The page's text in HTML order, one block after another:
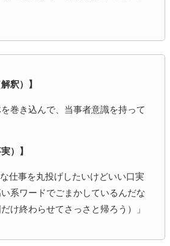
釈）】
を巻き込んで、当事者意識を持って
）】
仕事を丸投げしたいけどいい口実
系ワードでごまかしているんだな
け終わらせてさっさと帰ろう）」